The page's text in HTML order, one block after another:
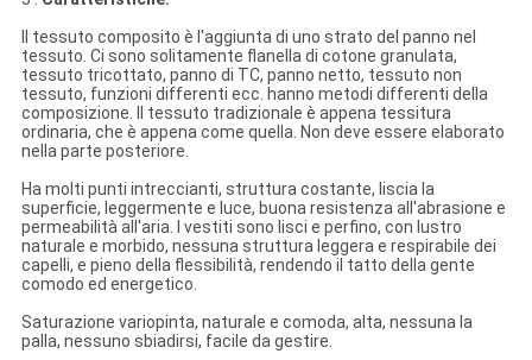
Il tessuto composito è l'aggiunta di uno strato del panno nel
tessuto. Ci sono solitamente flanella di cotone granulata,
tessuto tricottato, panno di TC, panno netto, tessuto non
tessuto, funzioni differenti ecc. hanno metodi differenti della
composizione. Il tessuto tradizionale è appena tessitura
ordinaria, che è appena come quella. Non deve essere elaborato
nella parte posteriore.
Ha molti punti intreccianti, struttura costante, liscia la
superficie, leggermente e luce, buona resistenza all'abrasione e
permeabilità all'aria. I vestiti sono lisci e perfino, con lustro
naturale e morbido, nessuna struttura leggera e respirabile dei
capelli, e pieno della flessibilità, rendendo il tatto della gente
comodo ed energetico.
Saturazione variopinta, naturale e comoda, alta, nessuna la
palla, nessuno sbiadirsi, facile da gestire.